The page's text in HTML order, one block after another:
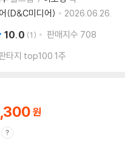
(D&C미디어)
2026.06.26.
10.0 1 판매지수 708
타지 top100 1주